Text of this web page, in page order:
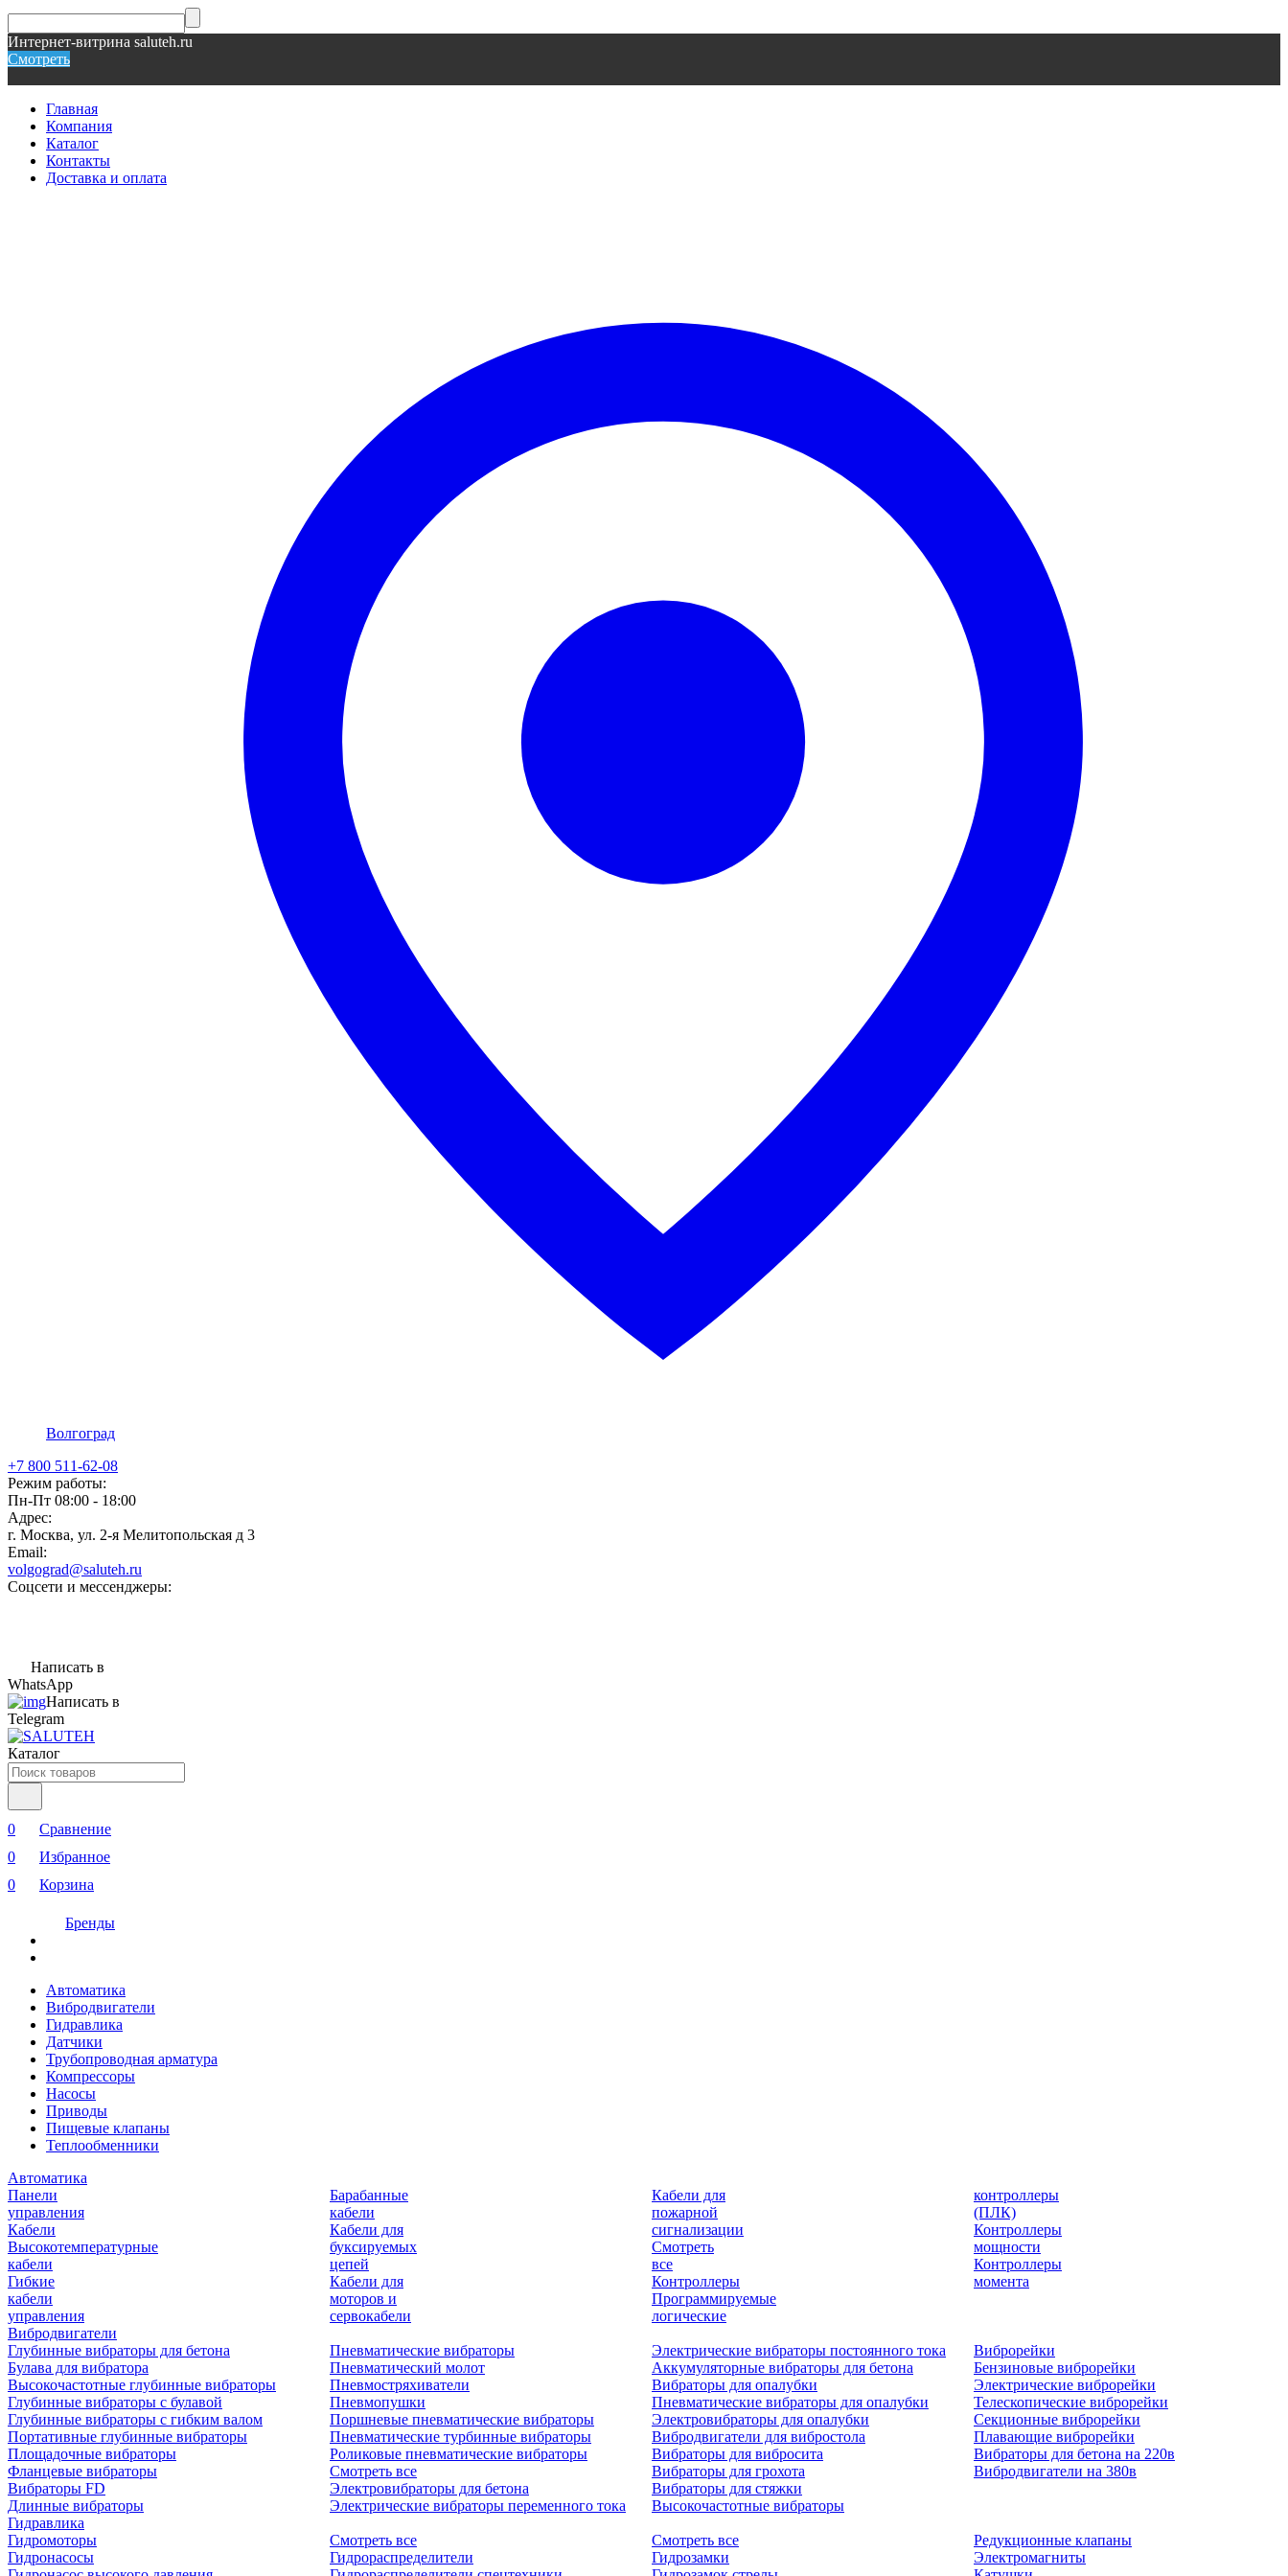
Интернет-витрина saluteh.ru
Смотреть
Главная
Компания
Каталог
Контакты
Доставка и оплата
Волгоград
+7 800 511-62-08
Режим работы:
Пн-Пт 08:00 - 18:00
Адрес:
г. Москва, ул. 2-я Мелитопольская д 3
Email:
volgograd@saluteh.ru
Соцсети и мессенджеры:
Написать в
WhatsApp
Написать в
Telegram
Каталог
0
Сравнение
0
Избранное
0
Корзина
Бренды
Автоматика
Вибродвигатели
Гидравлика
Датчики
Трубопроводная арматура
Компрессоры
Насосы
Приводы
Пищевые клапаны
Теплообменники
Автоматика
Панели
управления
Кабели
Высокотемпературные
кабели
Гибкие
кабели
управления
Барабанные
кабели
Кабели для
буксируемых
цепей
Кабели для
моторов и
сервокабели
Кабели для
пожарной
сигнализации
Смотреть
все
Контроллеры
Программируемые
логические
контроллеры
(ПЛК)
Контроллеры
мощности
Контроллеры
момента
Вибродвигатели
Глубинные вибраторы для бетона
Булава для вибратора
Высокочастотные глубинные вибраторы
Глубинные вибраторы с булавой
Глубинные вибраторы с гибким валом
Портативные глубинные вибраторы
Площадочные вибраторы
Фланцевые вибраторы
Вибраторы FD
Длинные вибраторы
Пневматические вибраторы
Пневматический молот
Пневмостряхиватели
Пневмопушки
Поршневые пневматические вибраторы
Пневматические турбинные вибраторы
Роликовые пневматические вибраторы
Смотреть все
Электровибраторы для бетона
Электрические вибраторы переменного тока
Электрические вибраторы постоянного тока
Аккумуляторные вибраторы для бетона
Вибраторы для опалубки
Пневматические вибраторы для опалубки
Электровибраторы для опалубки
Вибродвигатели для вибростола
Вибраторы для вибросита
Вибраторы для грохота
Вибраторы для стяжки
Высокочастотные вибраторы
Виброрейки
Бензиновые виброрейки
Электрические виброрейки
Телескопические виброрейки
Секционные виброрейки
Плавающие виброрейки
Вибраторы для бетона на 220в
Вибродвигатели на 380в
Гидравлика
Гидромоторы
Гидронасосы
Смотреть все
Гидрораспределители
Смотреть все
Гидрозамки
Редукционные клапаны
Электромагниты